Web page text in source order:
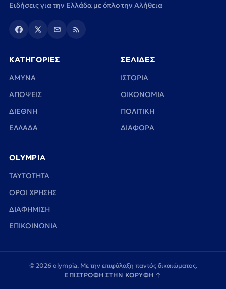
Ειδήσεις για την Ελλάδα με όπλο την Αλήθεια
ΚΑΤΗΓΟΡΙΕΣ
ΑΜΥΝΑ
ΑΠΟΨΕΙΣ
ΔΙΕΘΝΗ
ΕΛΛΑΔΑ
ΣΕΛΙΔΕΣ
ΙΣΤΟΡΙΑ
ΟΙΚΟΝΟΜΙΑ
ΠΟΛΙΤΙΚΗ
ΔΙΑΦΟΡΑ
OLYMPIA
TAYTOTHTA
ΟΡΟΙ ΧΡΗΣΗΣ
ΔΙΑΦΗΜΙΣΗ
ΕΠΙΚΟΙΝΩΝΙΑ
© 2026 olympia. Με την επιφύλαξη παντός δικαιώματος.
ΕΠΙΣΤΡΟΦΗ ΣΤΗΝ ΚΟΡΥΦΗ ↑